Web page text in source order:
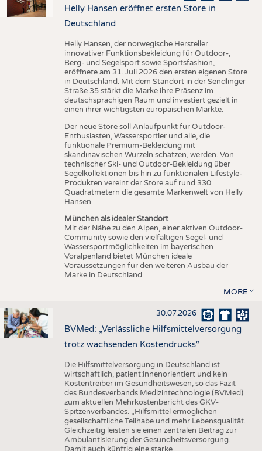
Helly Hansen eröffnet ersten Store in
Deutschland
Helly Hansen, der norwegische Hersteller
innovativer Funktionsbekleidung für Outdoor-,
Berg- und Segelsport sowie Sportsfashion,
eröffnete am 31. Juli 2026 den ersten eigenen Store
in Deutschland. Mit dem Standort in der Sendlinger
Straße 35 stärkt die Marke ihre Präsenz im
deutschsprachigen Raum und investiert gezielt in
einen ihrer wichtigsten europäischen Märkte.
Der neue Store soll Anlaufpunkt für Outdoor-
Enthusiasten, Wassersportler und alle, die
funktionale Premium-Bekleidung mit
skandinavischen Wurzeln schätzen, werden. Von
technischer Ski- und Outdoor-Bekleidung über
Segelkollektionen bis hin zu funktionalen Lifestyle-
Produkten vereint der Store auf rund 330
Quadratmetern die gesamte Markenwelt von Helly
Hansen.
München als idealer Standort
Mit der Nähe zu den Alpen, einer aktiven Outdoor-
Community sowie den vielfältigen Segel- und
Wassersportmöglichkeiten im bayerischen
Voralpenland bietet München ideale
Voraussetzungen für den weiteren Ausbau der
Marke in Deutschland.
MORE
30.07.2026
BVMed: „Verlässliche Hilfsmittelversorgung
trotz wachsenden Kostendrucks“
Die Hilfsmittelversorgung in Deutschland ist
wirtschaftlich, patient:innenorientiert und kein
Kostentreiber im Gesundheitswesen, so das Fazit
des Bundesverbands Medizintechnologie (BVMed)
zum aktuellen Mehrkostenbericht des GKV-
Spitzenverbandes. „Hilfsmittel ermöglichen
gesellschaftliche Teilhabe und mehr Lebensqualität.
Gleichzeitig leisten sie einen zentralen Beitrag zur
Ambulantisierung der Gesundheitsversorgung.
Damit auch künftig eine starke